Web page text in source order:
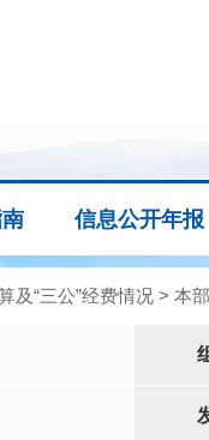
信息公开年报
及“三公”经费情况 > 本